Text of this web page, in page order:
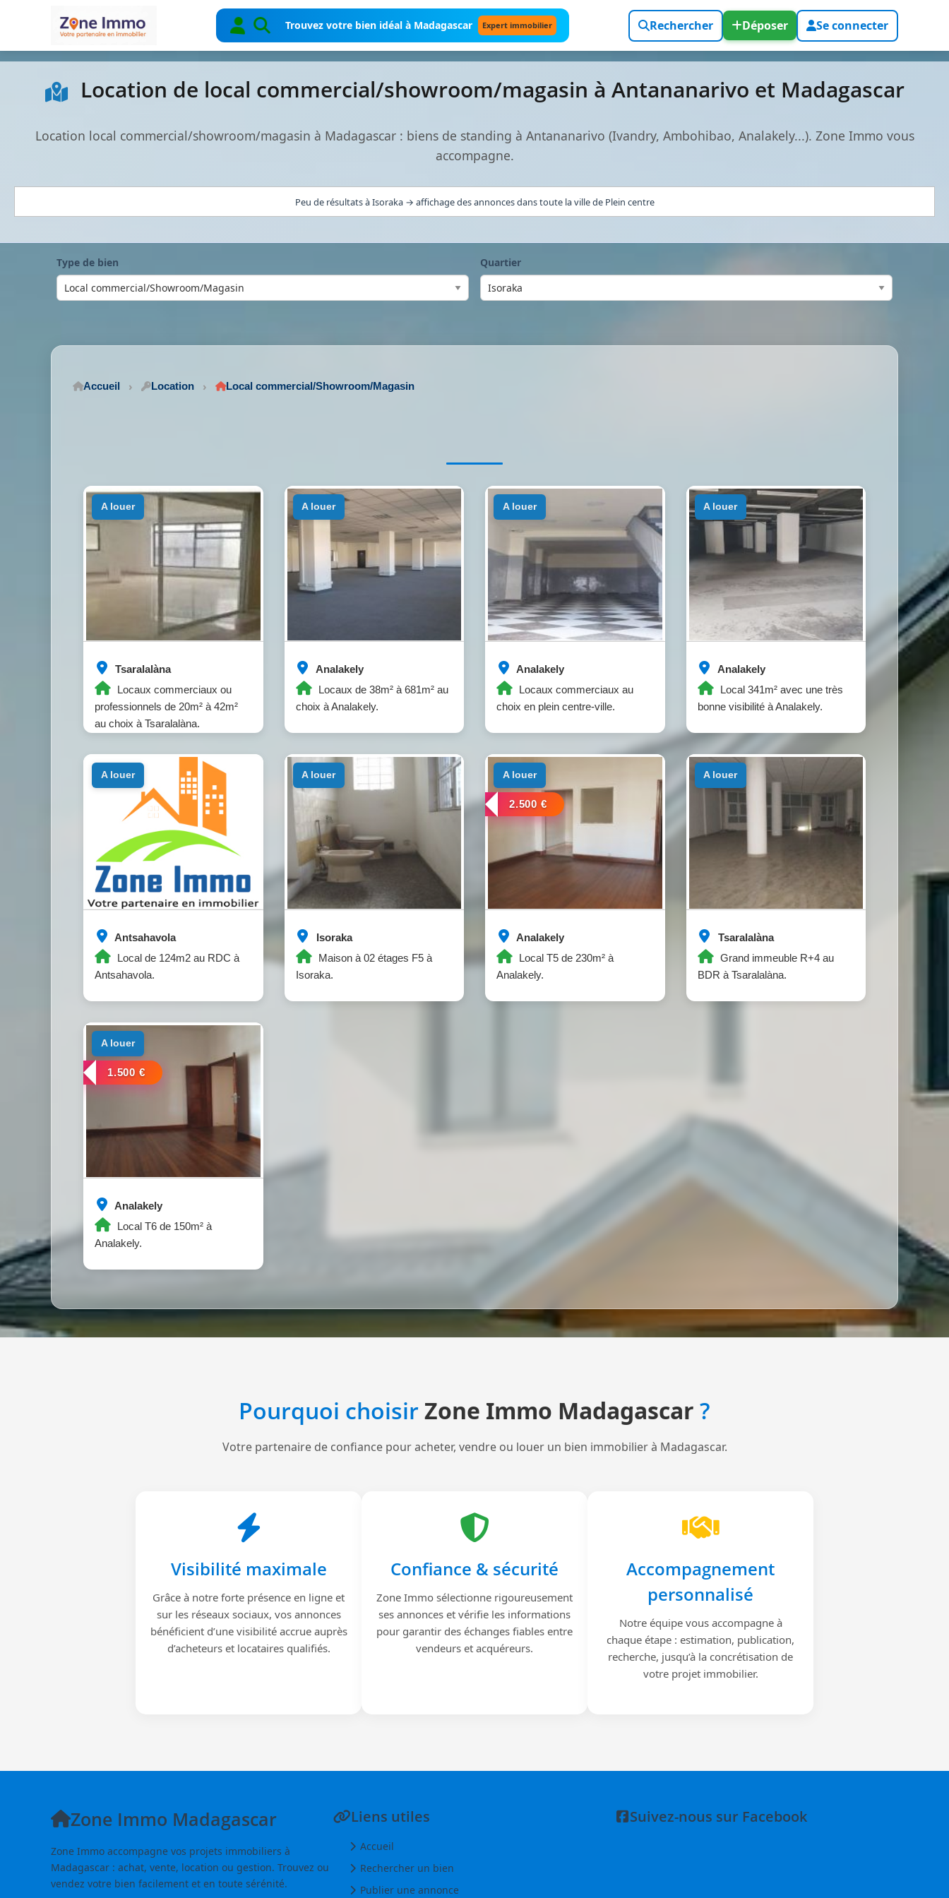
Trouvez votre bien idéal à Madagascar Expert immobilier Rechercher Déposer Se connecter
Location de local commercial/showroom/magasin à Antananarivo et Madagascar
Location local commercial/showroom/magasin à Madagascar : biens de standing à Antananarivo (Ivandry, Ambohibao, Analakely...). Zone Immo vous
accompagne.
Peu de résultats à Isoraka → affichage des annonces dans toute la ville de Plein centre
Type de bien Quartier
Accueil Location Local commercial/Showroom/Magasin
Tsaralalàna
Locaux commerciaux ou
professionnels de 20m² à 42m²
au choix à Tsaralalàna.
a louer
Analakely
Locaux de 38m² à 681m² au
choix à Analakely.
a louer
Analakely
Locaux commerciaux au
choix en plein centre-ville.
a louer
Analakely
Local 341m² avec une très
bonne visibilité à Analakely.
a louer
Antsahavola
Local de 124m2 au RDC à
Antsahavola.
a louer
Isoraka
Maison à 02 étages F5 à
Isoraka.
a louer
Analakely
Local T5 de 230m² à
Analakely.
a louer
2.500 €
Tsaralalàna
Grand immeuble R+4 au
BDR à Tsaralalàna.
a louer
Analakely
Local T6 de 150m² à
Analakely.
a louer
1.500 €
Pourquoi choisirZone Immo Madagascar ?
Votre partenaire de confiance pour acheter, vendre ou louer un bien immobilier à Madagascar.
Visibilité maximale
Grâce à notre forte présence en ligne et
sur les réseaux sociaux, vos annonces
bénéficient d’une visibilité accrue auprès
d’acheteurs et locataires qualifiés.
Confiance & sécurité
Zone Immo sélectionne rigoureusement
ses annonces et vérifie les informations
pour garantir des échanges fiables entre
vendeurs et acquéreurs.
Accompagnement
personnalisé
Notre équipe vous accompagne à
chaque étape : estimation, publication,
recherche, jusqu’à la concrétisation de
votre projet immobilier.
Zone Immo Madagascar
Zone Immo accompagne vos projets immobiliers à
Madagascar : achat, vente, location ou gestion. Trouvez ou
vendez votre bien facilement et en toute sérénité.
Liens utiles
Accueil
Rechercher un bien
Publier une annonce
Suivez-nous sur Facebook